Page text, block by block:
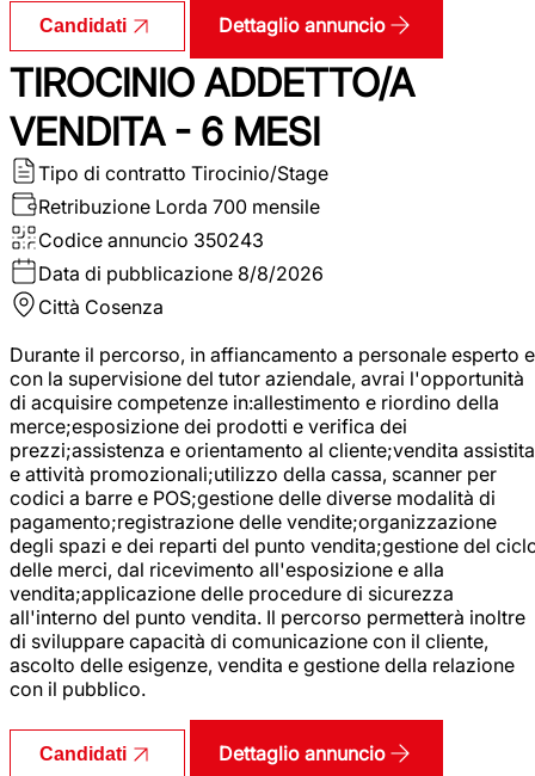
Candidati Dettaglio annuncio
TIROCINIO ADDETTO/A
VENDITA - 6 MESI
Tipo di contratto Tirocinio/Stage
Retribuzione Lorda 700 mensile
Codice annuncio 350243
Data di pubblicazione 8/8/2026
Città Cosenza
Durante il percorso, in affiancamento a personale esperto e
con la supervisione del tutor aziendale, avrai l'opportunità
di acquisire competenze in:allestimento e riordino della
merce;esposizione dei prodotti e verifica dei
prezzi;assistenza e orientamento al cliente;vendita assistita
e attività promozionali;utilizzo della cassa, scanner per
codici a barre e POS;gestione delle diverse modalità di
pagamento;registrazione delle vendite;organizzazione
degli spazi e dei reparti del punto vendita;gestione del
delle merci, dal ricevimento all'esposizione e alla
vendita;applicazione delle procedure di sicurezza
all'interno del punto vendita. Il percorso permetterà inoltre
di sviluppare capacità di comunicazione con il cliente,
ascolto delle esigenze, vendita e gestione della relazione
con il pubblico.
Candidati Dettaglio annuncio